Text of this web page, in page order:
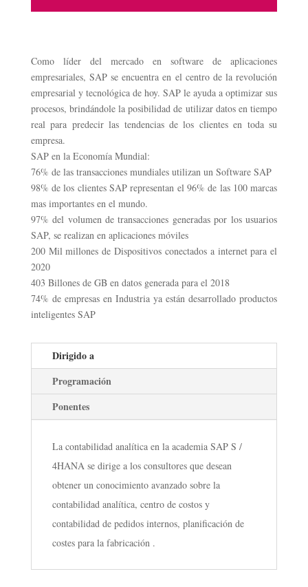
Como líder del mercado en software de aplicaciones
empresariales, SAP se encuentra en el centro de la revolución
empresarial y tecnológica de hoy. SAP le ayuda a optimizar sus
procesos, brindándole la posibilidad de utilizar datos en tiempo
real para predecir las tendencias de los clientes en toda su
empresa.
SAP en la Economía Mundial:
76% de las transacciones mundiales utilizan un Software SAP
98% de los clientes SAP representan el 96% de las 100 marcas
mas importantes en el mundo.
97% del volumen de transacciones generadas por los usuarios
SAP, se realizan en aplicaciones móviles
200 Mil millones de Dispositivos conectados a internet para el
2020
403 Billones de GB en datos generada para el 2018
74% de empresas en Industria ya están desarrollado productos
inteligentes SAP
Dirigido a
Programación
Ponentes
La contabilidad analítica en la academia SAP S /
4HANA se dirige a los consultores que desean
obtener un conocimiento avanzado sobre la
contabilidad analítica, centro de costos y
contabilidad de pedidos internos, planificación de
costes para la fabricación .